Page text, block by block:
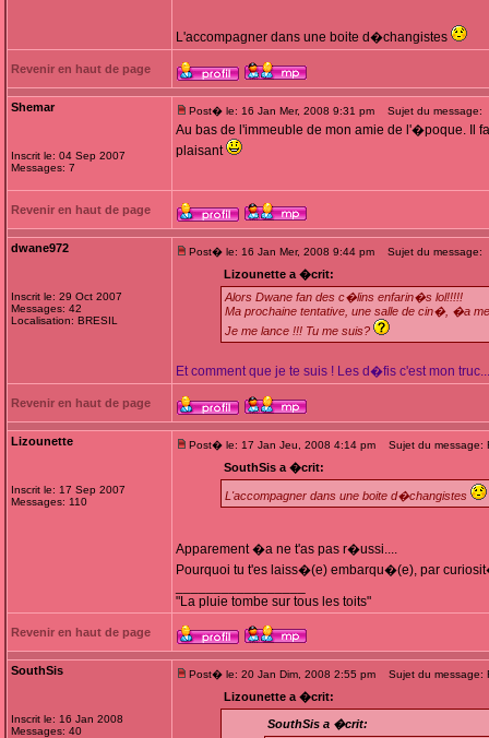
L'accompagner dans une boite d�changistes
Revenir en haut de page
Shemar
Inscrit le: 04 Sep 2007
Messages: 7
Post� le: 16 Jan Mer, 2008 9:31 pm Sujet du message:
Au bas de l'immeuble de mon amie de l'�poque. Il
plaisant
Revenir en haut de page
dwane972
Inscrit le: 29 Oct 2007
Messages: 42
Localisation: BRESIL
Post� le: 16 Jan Mer, 2008 9:44 pm Sujet du message:
Lizounette a �crit:
Alors Dwane fan des c�lins enfarin�s lol!!!!!
Ma prochaine tentative, une salle de cin�, �a
Je me lance !!! Tu me suis?
Et comment que je te suis ! Les d�fis c'est mon
Revenir en haut de page
Lizounette
Inscrit le: 17 Sep 2007
Messages: 110
Post� le: 17 Jan Jeu, 2008 4:14 pm Sujet du message:
SouthSis a �crit:
L'accompagner dans une boite d�changistes
Apparement �a ne t'as pas r�ussi....
Pourquoi tu t'es laiss�(e) embarqu�(e), par
"La pluie tombe sur tous les toits"
Revenir en haut de page
SouthSis
Inscrit le: 16 Jan 2008
Messages: 40
Post� le: 20 Jan Dim, 2008 2:55 pm Sujet du message:
Lizounette a �crit:
SouthSis a �crit: